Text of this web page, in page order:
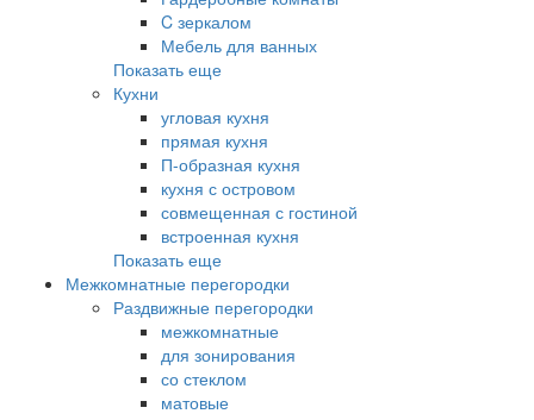
C зеркалом
Мебель для ванных
Показать еще
Кухни
угловая кухня
прямая кухня
П-образная кухня
кухня с островом
совмещенная с гостиной
встроенная кухня
Показать еще
Межкомнатные перегородки
Раздвижные перегородки
межкомнатные
для зонирования
со стеклом
матовые